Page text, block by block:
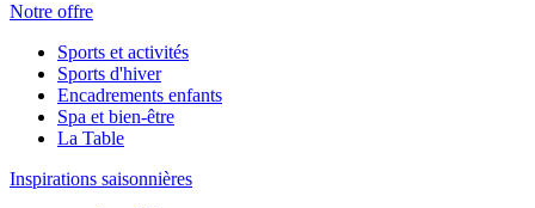
Notre offre
Sports et activités
Sports d'hiver
Encadrements enfants
Spa et bien-être
La Table
Inspirations saisonnières